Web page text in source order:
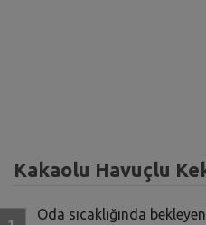
Kakaolu Havuçlu
Oda sıcaklığında